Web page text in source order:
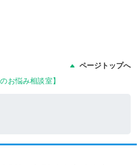
ページトップへ
お悩み相談室】